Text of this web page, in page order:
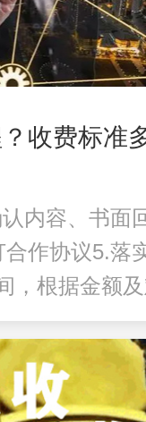
收费标准
内容、书面
作协议5.落
，根据金额